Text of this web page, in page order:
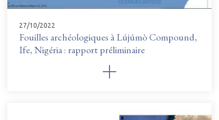
27/10/2022
Fouilles archéologiques à Lújúmò Compound,
Ife, Nigéria : rapport préliminaire